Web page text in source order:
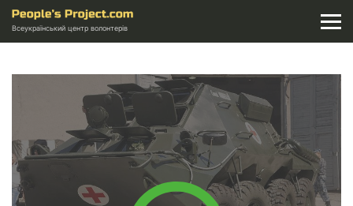
Всеукраїнський центр волонтерів